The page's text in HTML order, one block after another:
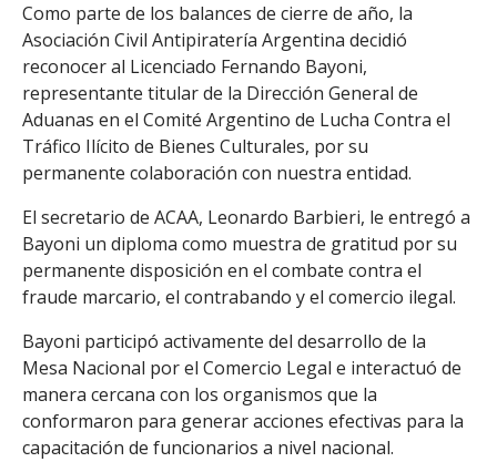
Como parte de los balances de cierre de año, la
Asociación Civil Antipiratería Argentina decidió
reconocer al Licenciado Fernando Bayoni,
representante titular de la Dirección General de
Aduanas en el Comité Argentino de Lucha Contra el
Tráfico Ilícito de Bienes Culturales, por su
permanente colaboración con nuestra entidad.
El secretario de ACAA, Leonardo Barbieri, le entregó a
Bayoni un diploma como muestra de gratitud por su
permanente disposición en el combate contra el
fraude marcario, el contrabando y el comercio ilegal.
Bayoni participó activamente del desarrollo de la
Mesa Nacional por el Comercio Legal e interactuó de
manera cercana con los organismos que la
conformaron para generar acciones efectivas para la
capacitación de funcionarios a nivel nacional.